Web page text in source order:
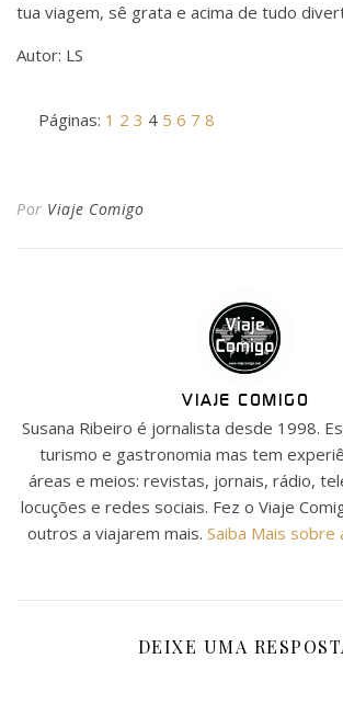
tua viagem, sê grata e acima de tudo
Autor: LS
Páginas: 1 2 3 4 5 6 7 8
Por Viaje Comigo
VIAJE COMIGO
Susana Ribeiro é jornalista desde 1998.
turismo e gastronomia mas tem
áreas e meios: revistas, jornais, rádio,
locuções e redes sociais. Fez o Viaje
outros a viajarem mais. Saiba Mais sobre
DEIXE UMA